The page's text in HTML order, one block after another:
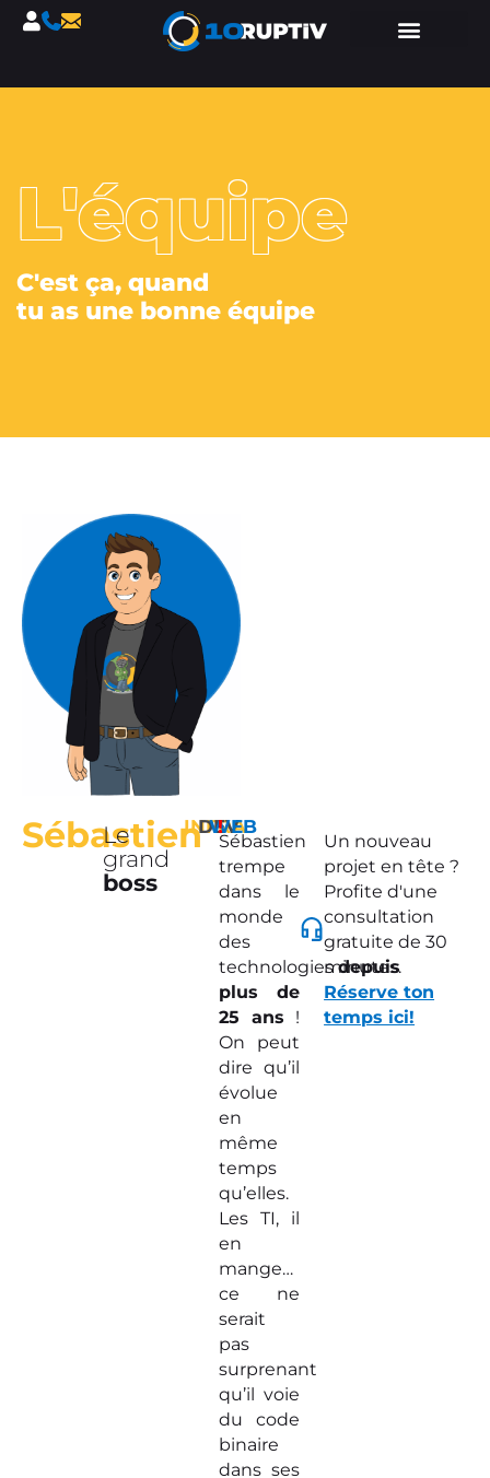
L'équipe
C'est ça, quand
tu as une bonne équipe
Sébastien
Le
grand
boss
INFRA
DEV
WEB
!
Sébastien
trempe
dans le
monde
des
technologiesdepuis
plus de
25 ans !
On peut
dire qu’il
évolue
en
même
temps
qu’elles.
Les TI, il
en
mange…
ce ne
serait
pas
surprenant
qu’il voie
du code
binaire
dans ses
Un nouveau
projet en tête ?
Profite d'une
consultation
gratuite de 30
minutes.
Réserve ton
temps ici!